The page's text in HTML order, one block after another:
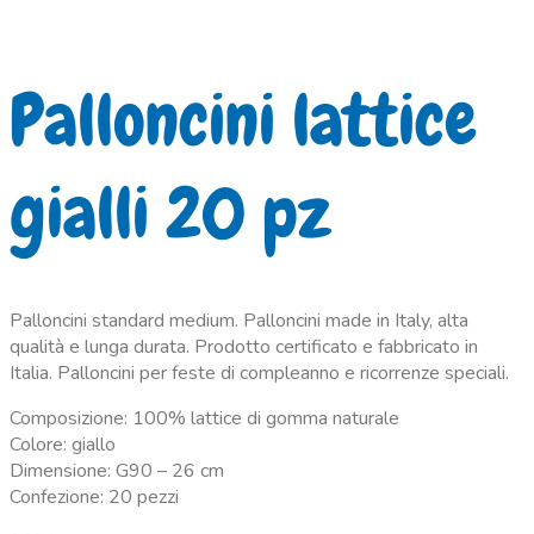
Palloncini lattice
gialli 20 pz
Palloncini standard medium. Palloncini made in Italy, alta
qualità e lunga durata. Prodotto certificato e fabbricato in
Italia. Palloncini per feste di compleanno e ricorrenze speciali.
Composizione: 100% lattice di gomma naturale
Colore: giallo
Dimensione: G90 – 26 cm
Confezione: 20 pezzi